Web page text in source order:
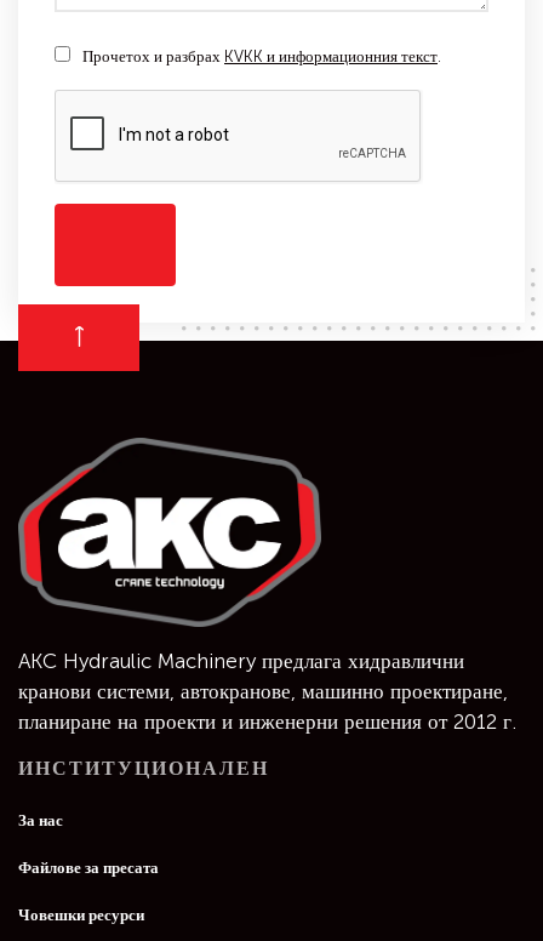
Прочетох и разбрах KVKK и информационния текст.
AKC Hydraulic Machinery предлага хидравлични
кранови системи, автокранове, машинно проектиране,
планиране на проекти и инженерни решения от 2012 г.
ИНСТИТУЦИОНАЛЕН
За нас
Файлове за пресата
Човешки ресурси